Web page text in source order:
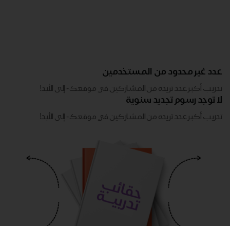
عدد غير محدود من المستخدمين
تدريب أكبر عدد تريده من المشاركين في موقعك - ​​إلى الأبد!
لا توجد رسوم تجديد سنوية
تدريب أكبر عدد تريده من المشاركين في موقعك - ​​إلى الأبد!